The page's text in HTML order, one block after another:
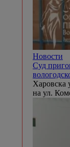
Новости
Суд
Харовска
на ул.